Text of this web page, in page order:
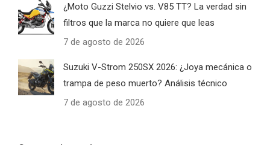
¿Moto Guzzi Stelvio vs. V85 TT? La verdad sin
filtros que la marca no quiere que leas
7 de agosto de 2026
Suzuki V-Strom 250SX 2026: ¿Joya mecánica o
trampa de peso muerto? Análisis técnico
7 de agosto de 2026